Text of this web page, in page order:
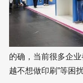
的确，当前很多企
越不想做印刷”等困